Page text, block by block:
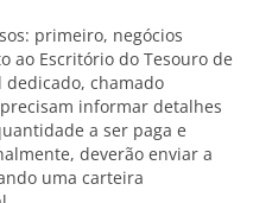
primeiro, negócios
ao Escritório do Tesouro de
chamado
informar detalhes
a ser paga e
deverão enviar a
uma carteira